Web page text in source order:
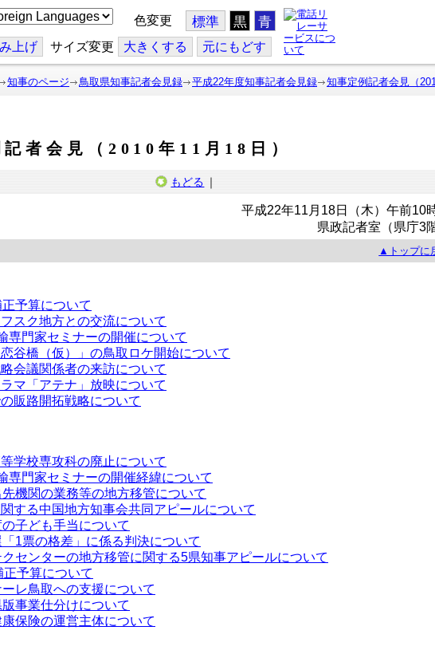
色変更 標準 黒 青
上げ サイズ変更 大きくする 元にもどす
知事のページ 鳥取県知事記者会見録 平成22年度知事記者会見録 知事定例記者会見（
記者会見（2010年11月18日）
もどる ｜
平成22年11月18日（木）午前10
県政記者室（県庁3階
▲トップに
予算について
スク地方との交流について
専門家セミナーの開催について
谷橋（仮）」の鳥取ロケ開始について
会議関係者の来訪について
マ「アテナ」放映について
販路開拓戦略について
学校専攻科の廃止について
専門家セミナーの開催経緯について
先機関の業務等の地方移管について
する中国地方知事会共同アピールについて
子ども手当について
1票の格差」に係る判決について
クセンターの地方移管に関する5県知事アピールについて
正予算について
ーレ鳥取への支援について
事業仕分けについて
康保険の運営主体について